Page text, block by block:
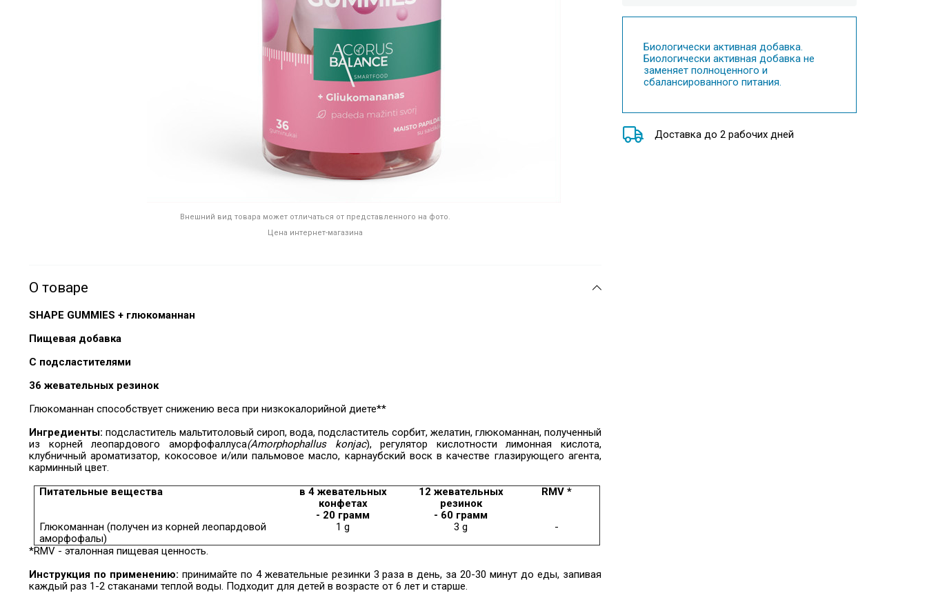
Внешний вид товара может отличаться от представленного на фото.
Цена интернет-магазина
О товаре
SHAPE GUMMIES + глюкоманнан
Пищевая добавка
С подсластителями
36 жевательных резинок
Глюкоманнан способствует снижению веса при низкокалорийной диете**
Ингредиенты: подсластитель мальтитоловый сироп, вода, подсластитель сорбит, желатин, глюкоманнан, полученный
из корней леопардового аморфофаллуса(Amorphophallus konjac), регулятор кислотности лимонная кислота,
клубничный ароматизатор, кокосовое и/или пальмовое масло, карнаубский воск в качестве глазирующего агента,
карминный цвет.
Питательные вещества
в 4 жевательных
конфетах
- 20 грамм
12 жевательных
резинок
- 60 грамм
RMV *
Глюкоманнан (получен из корней леопардовой
аморфофалы)
1 g 3 g
-
*RMV - эталонная пищевая ценность.
Инструкция по применению: принимайте по 4 жевательные резинки 3 раза в день, за 20-30 минут до еды, запивая
каждый раз 1-2 стаканами теплой воды. Подходит для детей в возрасте от 6 лет и старше.
Биологически активная добавка.
Биологически активная добавка не
заменяет полноценного и
сбалансированного питания.
Доставка до 2 рабочих дней